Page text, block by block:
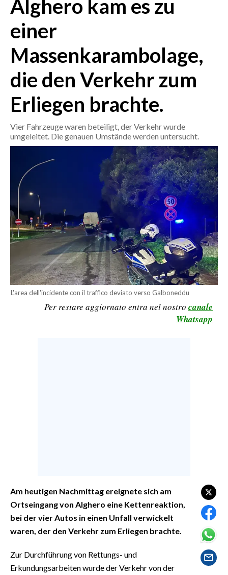
CRONACA
ITALIA
MONDO
POLITICA
ECONOMIA
SERVIZI ALLE IMPRESE
LAVORO
SPORT IN SARDEGNA
SPORT
RISULTATI E CLASSIFICHE
CALCIO
CALCIO REGIONALE
BASKET
VOLLEY
INSULARITÀ
FOTO
VIDEO
Alghero kam es zu
einer
Massenkarambolage,
die den Verkehr zum
Erliegen brachte.
Vier Fahrzeuge waren beteiligt, der Verkehr wurde
umgeleitet. Die genauen Umstände werden untersucht.
L'area dell'incidente con il traffico deviato verso Galboneddu
Per restare aggiornato entra nel nostro canale
Whatsapp
Am heutigen Nachmittag ereignete sich am
Ortseingang von Alghero eine Kettenreaktion,
bei der vier Autos in einen Unfall verwickelt
waren, der den Verkehr zum Erliegen brachte.
Zur Durchführung von Rettungs- und
Erkundungsarbeiten wurde der Verkehr von der